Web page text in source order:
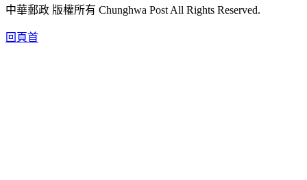
中華郵政 版權所有 Chunghwa Post All Rights Reserved.
回頁首